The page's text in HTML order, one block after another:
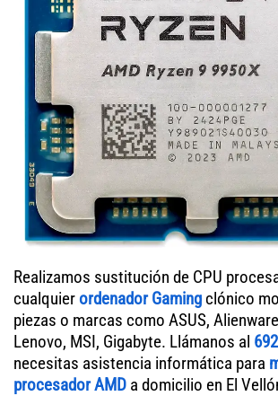
Realizamos sustitución de CPU
cualquierordenador Gaming clónico
piezas o marcas como ASUS,
Lenovo, MSI, Gigabyte. Llámanos al
necesitas asistencia informática para
procesador AMD a domicilio en El